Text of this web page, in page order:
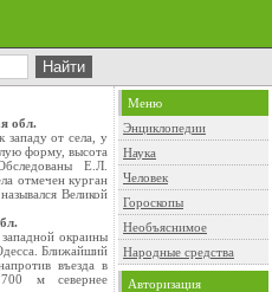
обл.
от села, у
форму, высота
Е.Л.
отмечен курган
Великой
окраины
Ближайший
въезда в
м севернее
Меню
Энциклопедии
Наука
Человек
Гороскопы
Необъяснимое
Народные средства
Авторизация